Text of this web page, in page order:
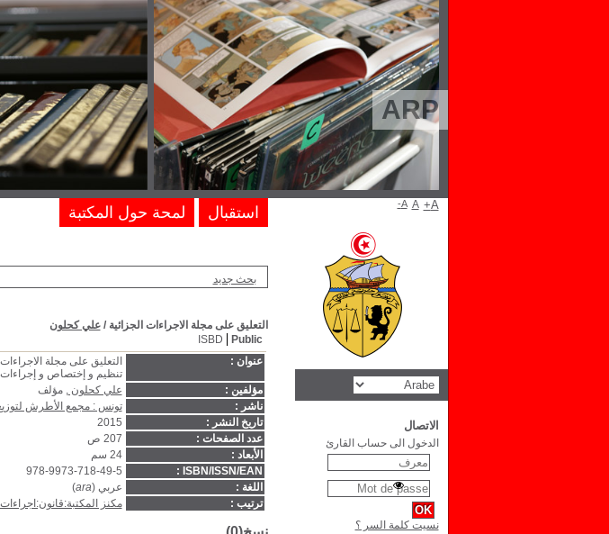
ARP
بحث جديد
التعليق على مجلة الاجراءات الجزائية /علي كحلون
Public
ISBD
عنوان :
التعليق على مجلة
تنظيم و إختصاص و إجراءات
مؤلفين :
علي كحلون, مؤلف
ناشر :
تونس : مجمع الأطرش
تاريخ النشر :
2015
عدد الصفحات :
207 ص
الأبعاد :
24 سم
ISBN/ISSN/EAN :
978-9973-718-49-5
اللغة :
عربي (ara
)
ترتيب :
مكنز المكتبة:قانون:اجراءات
استقبال لمحة حول المكتبة A- A A+
الاتصال
الدخول الى حساب القارئ
نسيت كلمة السر ؟